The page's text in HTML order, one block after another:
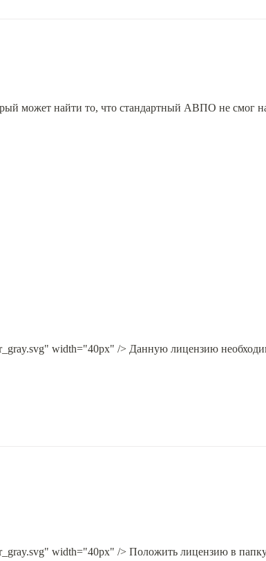
может найти то, что стандартный АВПО не смог
width="40px" /> Данную лицензию
width="40px" /> Положить лицензию в